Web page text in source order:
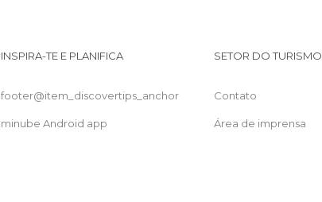
INSPIRA-TE E PLANIFICA
footer@item_discovertips_anchor
minube Android app
SETOR DO TURISMO
Contato
Área de imprensa